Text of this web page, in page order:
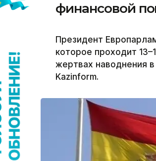
финансовой
Президент
которое проходит
жертвах наводнения
Kazinform.